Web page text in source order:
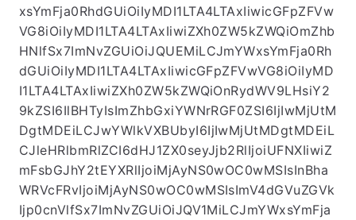
xsYmFja0RhdGUiOiIyMDI1LTA4LTAxIiwicGFpZFVw
VG8iOiIyMDI1LTA4LTAxIiwiZXh0ZW5kZWQiOmZhb
HNlfSx7ImNvZGUiOiJQUEMiLCJmYWxsYmFja0Rh
dGUiOiIyMDI1LTA4LTAxIiwicGFpZFVwVG8iOiIyMD
I1LTA4LTAxIiwiZXh0ZW5kZWQiOnRydWV9LHsiY2
9kZSI6IlBHTyIsImZhbGxiYWNrRGF0ZSI6IjIwMjUtM
DgtMDEiLCJwYWlkVXBUbyI6IjIwMjUtMDgtMDEiL
CJleHRlbmRlZCI6dHJ1ZX0seyJjb2RlIjoiUFNXIiwiZ
mFsbGJhY2tEYXRlIjoiMjAyNS0wOC0wMSIsInBha
WRVcFRvIjoiMjAyNS0wOC0wMSIsImV4dGVuZGVk
Ijp0cnVlfSx7ImNvZGUiOiJQV1MiLCJmYWxsYmFja